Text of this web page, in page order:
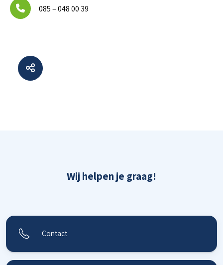
085 – 048 00 39
Wij helpen je graag!
Contact